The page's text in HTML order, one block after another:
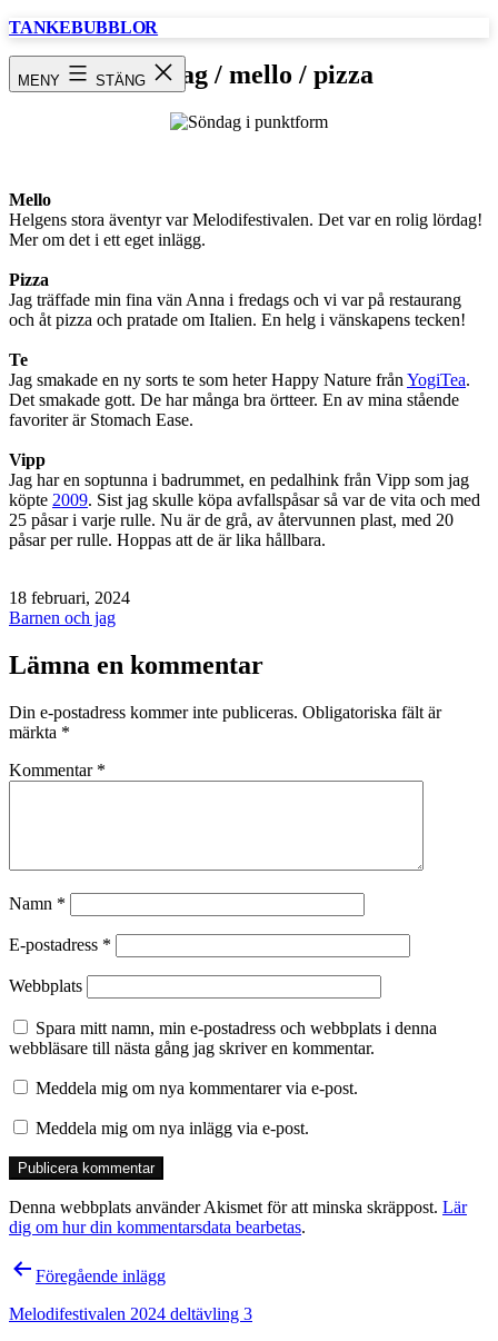
Hoppa
TANKEBUBBLOR
MENY STÄNGSöndag / mello / pizza
Mello
Helgens stora äventyr var Melodifestivalen. Det var en rolig lördag!
Mer om det i ett eget inlägg.
Pizza
Jag träffade min fina vän Anna i fredags och vi var på restaurang
och åt pizza och pratade om Italien. En helg i vänskapens tecken!
Te
Jag smakade en ny sorts te som heter Happy Nature från YogiTea.
Det smakade gott. De har många bra örtteer. En av mina stående
favoriter är Stomach Ease.
Vipp
Jag har en soptunna i badrummet, en pedalhink från Vipp som jag
köpte 2009. Sist jag skulle köpa avfallspåsar så var de vita och med
25 påsar i varje rulle. Nu är de grå, av återvunnen plast, med 20
påsar per rulle. Hoppas att de är lika hållbara.
Publicerat
den
18 februari, 2024
Kategoriserat
Barnen och jag
Lämna en kommentar
Din e-postadress kommer inte publiceras. Obligatoriska fält är
märkta *
Kommentar *
Namn *
E-postadress *
Webbplats
Spara mitt namn, min e-postadress och webbplats i denna
webbläsare till nästa gång jag skriver en kommentar.
Meddela mig om nya kommentarer via e-post.
Meddela mig om nya inlägg via e-post.
Denna webbplats använder Akismet för att minska skräppost. Lär
dig om hur din kommentarsdata bearbetas.
Inläggsnavigering
Föregående inlägg
Melodifestivalen 2024 deltävling 3